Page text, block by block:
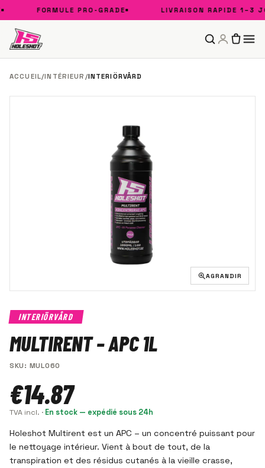
FORMULE PRO-GRADE LIVRAISON RAPIDE 1–3
ACCUEIL/INTÉRIEUR /INTERIÖRVÅRD
AGRANDIR
INTERIÖRVÅRD
MULTIRENT – APC 1L
SKU: MUL060
€14.87
TVA incl. · En stock — expédié sous 24h
Holeshot Multirent est un APC – un concentré puissant pour
le nettoyage intérieur. Vient à bout de tout, de la
transpiration et des résidus cutanés à la vieille crasse,